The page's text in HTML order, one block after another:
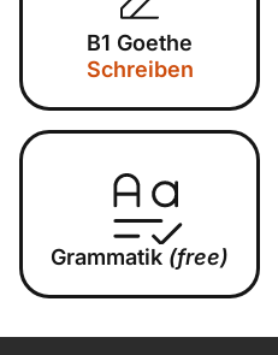
B1 Goethe
Schreiben
Grammatik (free)